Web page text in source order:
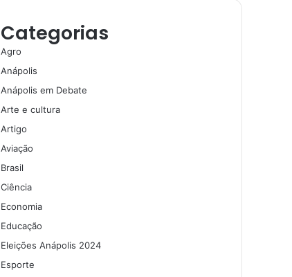
Categorias
Agro
Anápolis
Anápolis em Debate
Arte e cultura
Artigo
Aviação
Brasil
Ciência
Economia
Educação
Eleições Anápolis 2024
Esporte